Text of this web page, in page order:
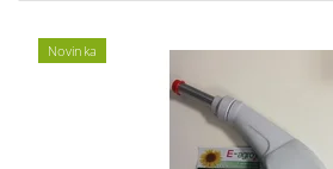
Novinka